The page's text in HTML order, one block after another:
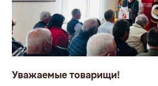
Уважаемые товарищи!